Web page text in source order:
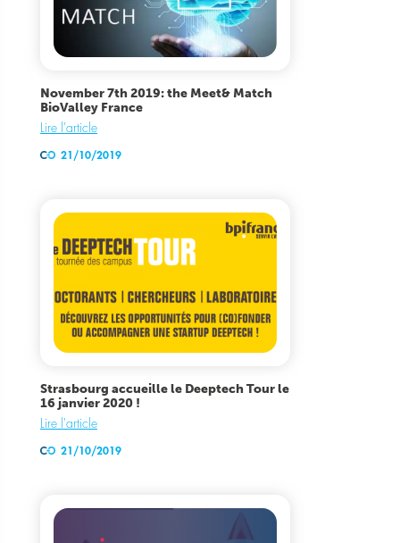
November 7th 2019: the Meet& Match
BioValley France
Lire l'article
21/10/2019
Strasbourg accueille le Deeptech Tour le
16 janvier 2020 !
Lire l'article
21/10/2019